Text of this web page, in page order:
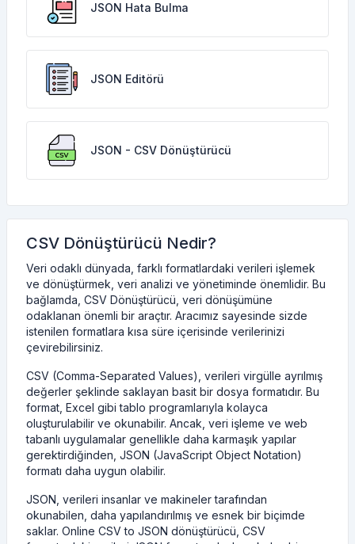
JSON Hata Bulma
JSON Editörü
JSON - CSV Dönüştürücü
CSV Dönüştürücü Nedir?
Veri odaklı dünyada, farklı formatlardaki verileri işlemek
ve dönüştürmek, veri analizi ve yönetiminde önemlidir. Bu
bağlamda, CSV Dönüştürücü, veri dönüşümüne
odaklanan önemli bir araçtır. Aracımız sayesinde sizde
istenilen formatlara kısa süre içerisinde verilerinizi
çevirebilirsiniz.
CSV (Comma-Separated Values), verileri virgülle ayrılmış
değerler şeklinde saklayan basit bir dosya formatıdır. Bu
format, Excel gibi tablo programlarıyla kolayca
oluşturulabilir ve okunabilir. Ancak, veri işleme ve web
tabanlı uygulamalar genellikle daha karmaşık yapılar
gerektirdiğinden, JSON (JavaScript Object Notation)
formatı daha uygun olabilir.
JSON, verileri insanlar ve makineler tarafından
okunabilen, daha yapılandırılmış ve esnek bir biçimde
saklar. Online CSV to JSON dönüştürücü, CSV